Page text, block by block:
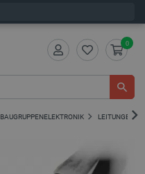
0
BAUGRUPPENELEKTRONIK LEITUNGEN